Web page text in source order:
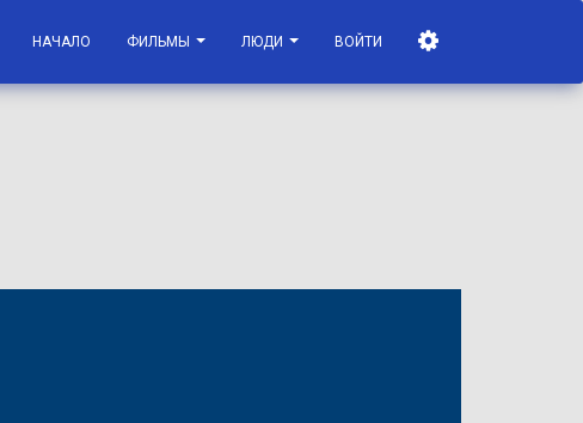
НАЧАЛО ФИЛЬМЫ ЛЮДИ ВОЙТИ